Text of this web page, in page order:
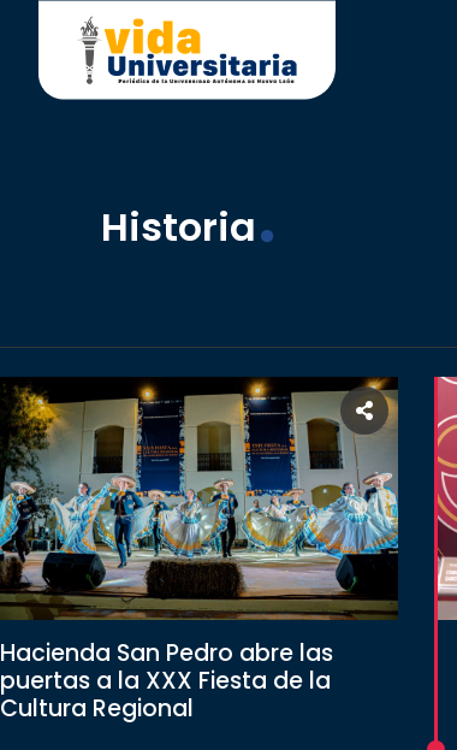
Historia
Hacienda San Pedro abre las
puertas a la XXX Fiesta de la
Cultura Regional